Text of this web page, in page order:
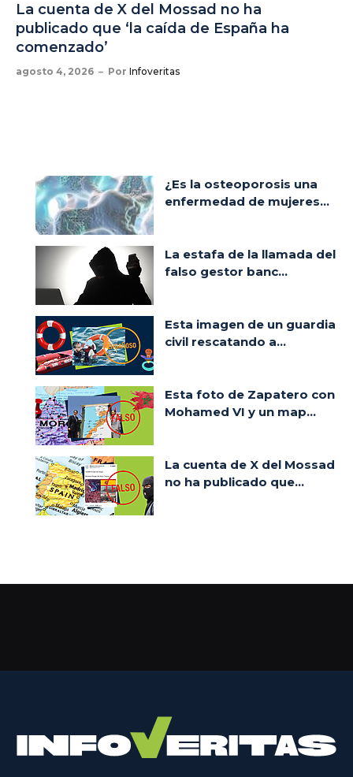
La cuenta de X del Mossad no ha
publicado que ‘la caída de España ha
comenzado’
agosto 4, 2026 Por Infoveritas
¿Es la osteoporosis una
enfermedad de mujeres...
La estafa de la llamada del
falso gestor banc...
Esta imagen de un guardia
civil rescatando a...
Esta foto de Zapatero con
Mohamed VI y un map...
La cuenta de X del Mossad
no ha publicado que...